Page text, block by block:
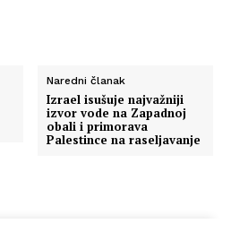
Naredni članak
Izrael isušuje najvažniji
izvor vode na Zapadnoj
obali i primorava
Palestince na raseljavanje